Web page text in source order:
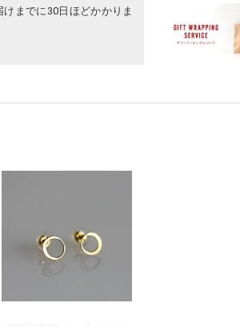
までに30日ほどかかりま